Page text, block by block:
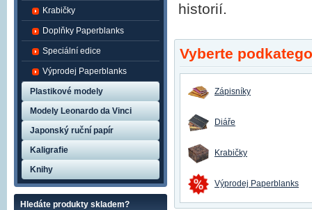
historií.
Vyberte
Zápisníky
Diáře
Krabičky
Výprodej Paperblanks
Krabičky
Doplňky Paperblanks
Speciální edice
Výprodej Paperblanks
Plastikové modely
Modely Leonardo da Vinci
Japonský ruční papír
Kaligrafie
Knihy
Hledáte produkty skladem?